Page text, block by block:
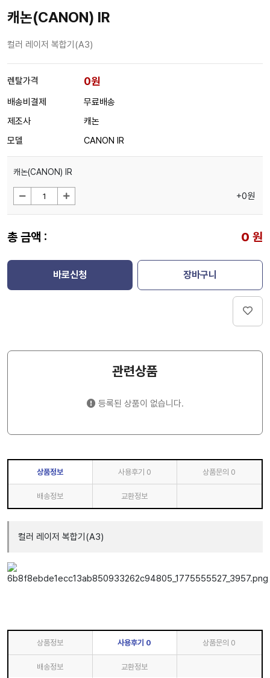
캐논(CANON) IR
컬러 레이저 복합기(A3)
렌탈가격 0원
배송비결제
무료배송
제조사
캐논
모델
CANON IR
캐논(CANON) IR
+0원
총 금액 : 0 원
바로신청 장바구니
관련상품
등록된 상품이 없습니다.
상품정보 사용후기 0 상품문의 0
배송정보 교환정보
컬러 레이저 복합기(A3)
상품정보 사용후기 0 상품문의 0
배송정보 교환정보